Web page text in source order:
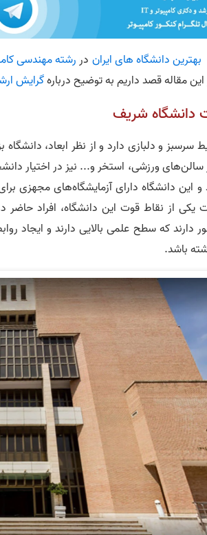
بهترین دانشگاه‌ های ایران در رشته مهندسی
این مقاله قصد داریم به توضیح دربارهگرایش
دانشگاه شریف
سرسبز و دلبازی دارد و از نظر ابعاد،
سالن‌های ورزشی، استخر و... نیز در اختیار
این دانشگاه دارای آزمایشگاه‌های مجهزی
یکی از نقاط قوت این دانشگاه، افراد
که سطح علمی بالایی دارند و ایجاد
باشد.